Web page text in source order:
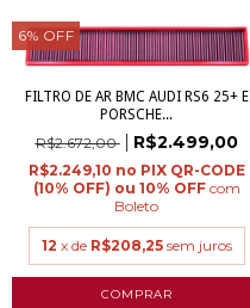
6% OFF
FILTRO DE AR BMC AUDI RS6 25+ E
PORSCHE...
R$2.672,00 R$2.499,00
R$2.249,10
com
Boleto
12 x de R$208,25 sem juros